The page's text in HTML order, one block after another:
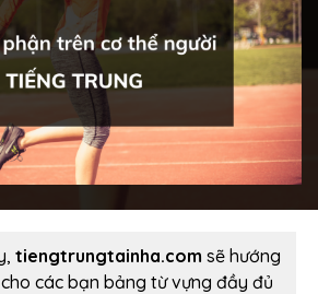
tiengtrungtainha.com sẽ hướng
các bạn bảng từ vựng đầy đủ